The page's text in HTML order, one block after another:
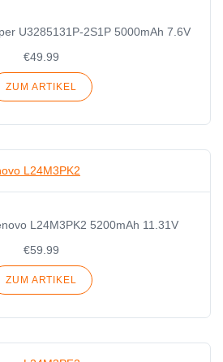
U3285131P-2S1P 5000mAh 7.6V
€49.99
ZUM ARTIKEL
L24M3PK2 5200mAh 11.31V
€59.99
ZUM ARTIKEL